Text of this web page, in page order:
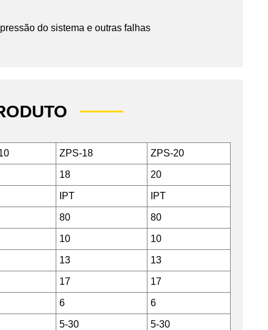
do sistema e outras falhas
ZPS-18 ZPS-20
18 20
IPT IPT
80 80
10 10
13 13
17 17
6 6
5-30 5-30